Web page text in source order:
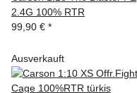
2.4G 100% RTR
99,90 € *
Ausverkauft